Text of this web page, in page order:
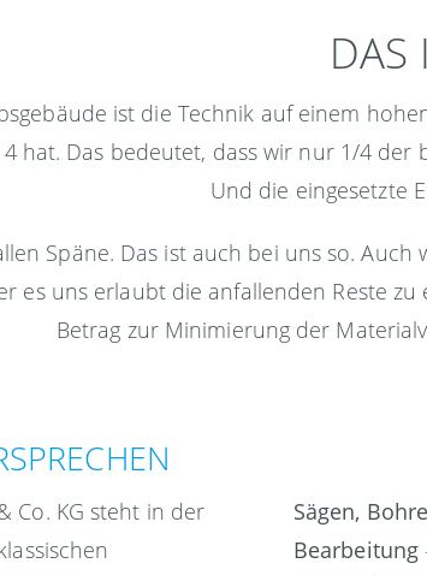
DAS
ist die Technik auf einem
hat. Das bedeutet, dass wir nur 1/4
Und die eingesetzte
Späne. Das ist auch bei uns so.
es uns erlaubt die anfallenden Reste
Betrag zur Minimierung der
Co. KG steht in der
Sägen,
Bearbeitung